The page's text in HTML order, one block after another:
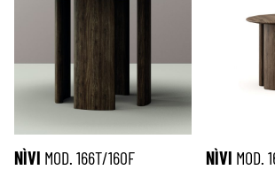
NÌVI MOD. 166T/160F
NÌVI MOD.